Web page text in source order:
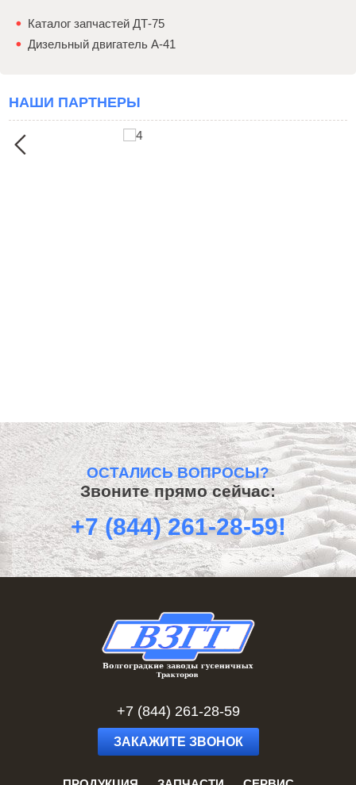
Каталог запчастей ДТ-75
Дизельный двигатель А-41
НАШИ ПАРТНЕРЫ
ОСТАЛИСЬ ВОПРОСЫ?
Звоните прямо сейчас:
+7 (844) 261-28-59!
+7 (844) 261-28-59
ЗАКАЖИТЕ ЗВОНОК